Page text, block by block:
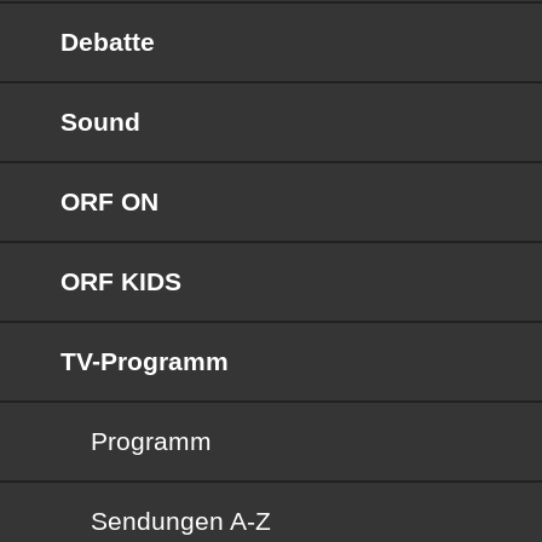
Debatte
Sound
ORF ON
ORF KIDS
TV-Programm
Programm
Sendungen von A bis Z
Sendungen A-Z